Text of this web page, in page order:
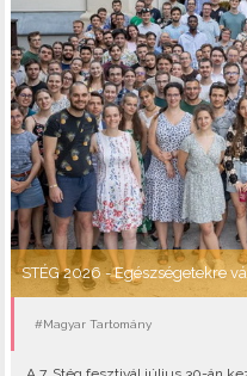
STÉG 2026 - Egészségetekre
#Magyar Tartomány